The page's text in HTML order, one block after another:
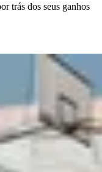
trás dos seus ganhos